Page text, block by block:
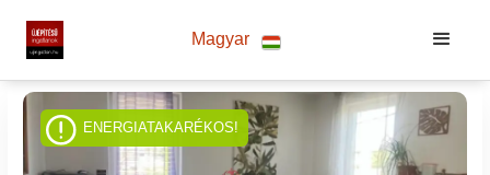
Magyar
ENERGIATAKARÉKOS!